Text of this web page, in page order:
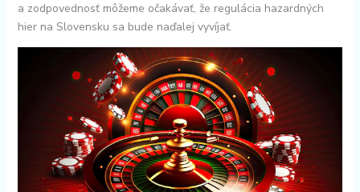
a zodpovednosť môžeme očakávať, že regulácia hazardných
hier na Slovensku sa bude naďalej vyvíjať.